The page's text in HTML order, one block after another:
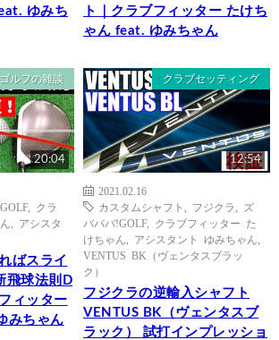
ゆみち
ト｜クラブフィッター たけち
ゃん feat. ゆみちゃん
ゴルフの雑談
20:04
, クラ
アシスタ
ばスライ
飛球法則D
ィッター
みちゃん
クラブセッティング
12:54
2021.02.16
カスタムシャフト
フジクラ
ズ
バババ!GOLF, クラブフィッター た
けちゃん
アシスタント ゆみちゃん
VENTUS BK（ヴェンタスブラッ
ク）
フジクラの逆輸入シャフト
VENTUS BK（ヴェンタスブ
ラック） 試打インプレッショ